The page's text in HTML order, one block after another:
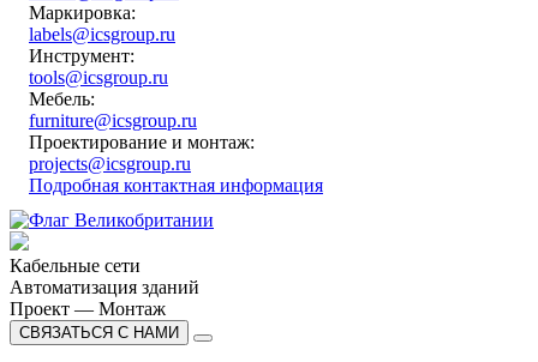
Маркировка:
labels@icsgroup.ru
Инструмент:
tools@icsgroup.ru
Мебель:
furniture@icsgroup.ru
Проектирование и монтаж:
projects@icsgroup.ru
Подробная контактная информация
Кабельные сети
Автоматизация зданий
Проект — Монтаж
СВЯЗАТЬСЯ С НАМИ